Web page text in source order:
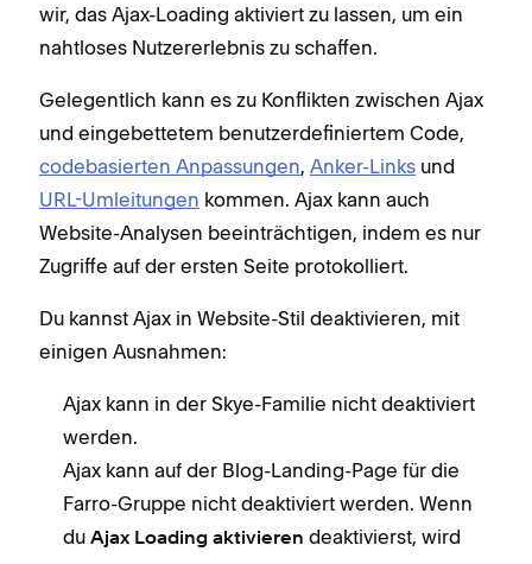
wir, das Ajax-Loading aktiviert zu lassen, um ein
nahtloses Nutzererlebnis zu schaffen.
Gelegentlich kann es zu Konflikten zwischen Ajax
und eingebettetem benutzerdefiniertem Code,
codebasierten Anpassungen, Anker-Links und
URL-Umleitungen kommen. Ajax kann auch
Website-Analysen beeinträchtigen, indem es nur
Zugriffe auf der ersten Seite protokolliert.
Du kannst Ajax in Website-Stil deaktivieren, mit
einigen Ausnahmen:
Ajax kann in der Skye-Familie nicht deaktiviert
werden.
Ajax kann auf der Blog-Landing-Page für die
Farro-Gruppe nicht deaktiviert werden. Wenn
du Ajax Loading aktivieren deaktivierst, wird